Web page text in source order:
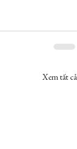
Xem tất cả